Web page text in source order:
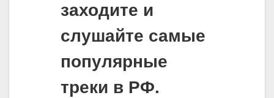
заходите и
слушайте самые
популярные
треки в РФ.